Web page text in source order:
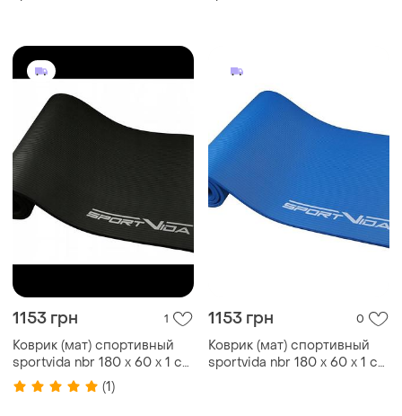
1153 грн 1
Коврик (мат) спортивный
sportvida nbr 180 x 60 x 1 см
для йоги и фитнеса sv-
hk0166 black
(1)
1153 грн 0
Коврик (мат) спортивный
sportvida nbr 180 x 60 x 1 см